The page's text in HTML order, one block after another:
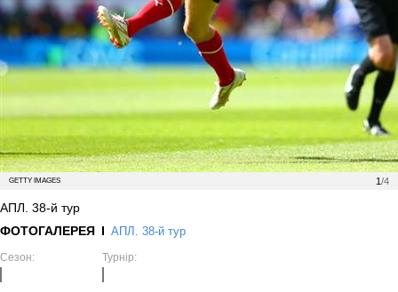
1/4
GETTY IMAGES
АПЛ. 38-й тур
ФОТОГАЛЕРЕЯ
АПЛ. 38-й тур
Сезон: Турнір: